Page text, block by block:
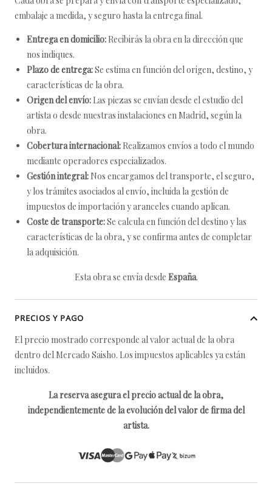
embalaje a medida, y seguro hasta la entrega final.
Entrega en domicilio: Recibirás la obra en la dirección que
nos indiques.
Plazo de entrega:Se estima en función del origen, destino, y
características de la obra.
Origen del envío: Las piezas se envían desde el estudio del
artista o desde nuestras instalaciones en Madrid, según la
obra.
Cobertura internacional: Realizamos envíos a todo el mundo
mediante operadores especializados.
Gestión integral: Nos encargamos del transporte, el seguro,
y los trámites asociados al envío, incluida la gestión de
impuestos de importación y aranceles cuando aplican.
Coste de transporte:Se calcula en función del destino y las
características de la obra, y se confirma antes de completar
la adquisición.
Esta obra se envía desde España.
PRECIOS Y PAGO
El precio mostrado corresponde al valor actual de la obra
dentro del Mercado Saisho. Los impuestos aplicables ya están
incluidos.
La reserva asegura el precio actual de la obra,
independientemente de la evolución del valor de firma del
artista.